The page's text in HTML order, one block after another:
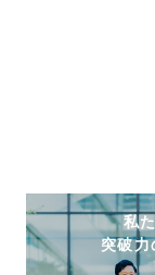
私
突破力